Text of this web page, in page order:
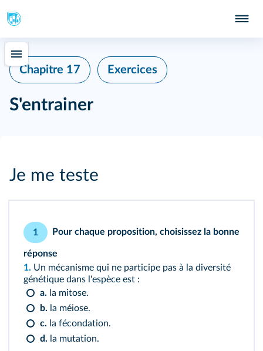
Chapitre 17 Exercices
S'entrainer
Je me teste
1 Pour chaque proposition, choisissez la bonne
réponse
1.
génétique dans l'espèce est :
a. la mitose.
b. la méiose.
c. la fécondation.
d. la mutation.